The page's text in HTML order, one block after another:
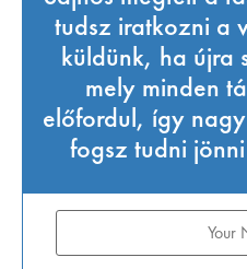
tudsz iratkozni a
küldünk, ha újra
mely minden
előfordul, így
fogsz tudni